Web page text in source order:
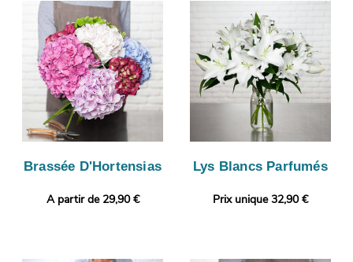
Brassée D'Hortensias
A partir de 29,90 €
Lys Blancs Parfumés
Prix unique 32,90 €